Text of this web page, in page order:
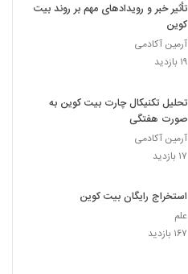
تأثیر خبر و رویدادهای مهم بر روند بیت
کوین
آرمین آکادمی
۱۹ بازدید
تحلیل تکنیکال چارت بیت کوین به
صورت هفتگی
آرمین آکادمی
۱۷ بازدید
استخراج رایگان بیت کوین
علم
۱۶۷ بازدید